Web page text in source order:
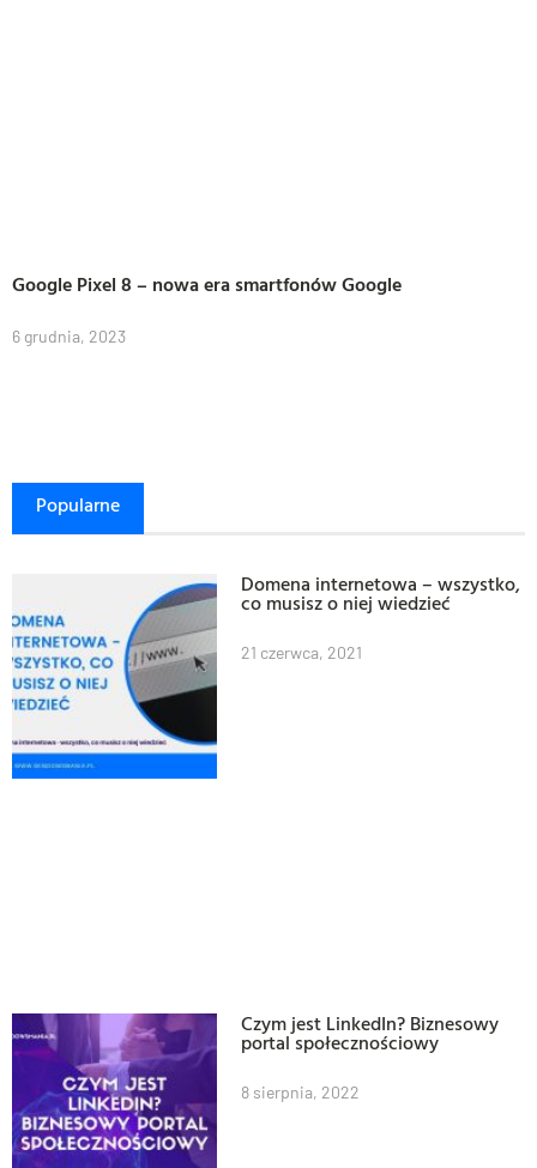
Google Pixel 8 – nowa era smartfonów Google
6 grudnia, 2023
Popularne
Domena internetowa – wszystko,
co musisz o niej wiedzieć
21 czerwca, 2021
Czym jest LinkedIn? Biznesowy
portal społecznościowy
8 sierpnia, 2022